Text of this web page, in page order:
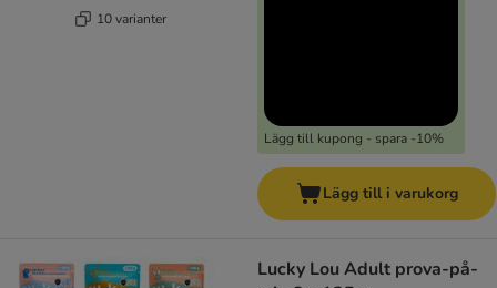
10 varianter
Lägg till kupong - spara -10%
Lägg till i varukorg
Lucky Lou Adult prova-på-